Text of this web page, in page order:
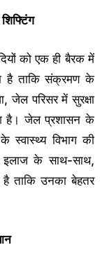
को एक ही बैरक में
है ताकि संक्रमण के
परिसर में सुरक्षा
है। जेल प्रशासन के
स्वास्थ्य विभाग की
इलाज के साथ-साथ,
है ताकि उनका बेहतर